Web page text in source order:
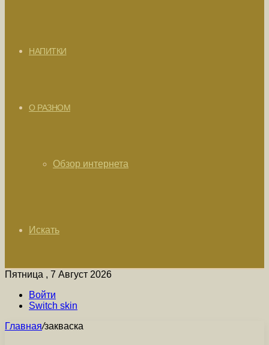
НАПИТКИ
О РАЗНОМ
Обзор интернета
Искать
Пятница , 7 Август 2026
Войти
Switch skin
Главная/закваска